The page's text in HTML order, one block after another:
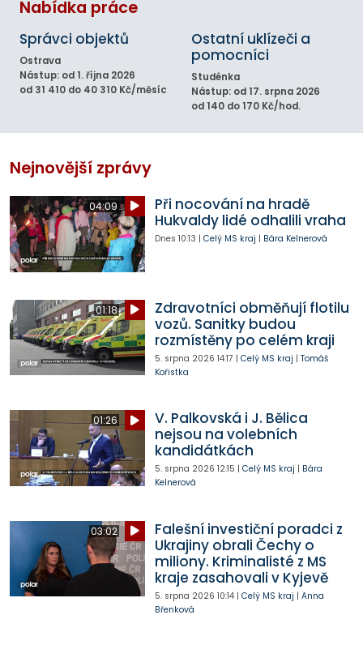
Nabídka práce
Správci objektů
Ostrava
Nástup: od 1. října 2026
od 31 410 do 40 310 Kč/měsíc
Ostatní uklízeči a
pomocníci
Studénka
Nástup: od 17. srpna 2026
od 140 do 170 Kč/hod.
Nejnovější zprávy
04:09
Při nocování na hradě
Hukvaldy lidé odhalili vraha
Dnes 10:13 | Celý MS kraj | Bára Kelnerová
01:18
Zdravotníci obměňují flotilu
vozů. Sanitky budou
rozmístěny po celém kraji
5. srpna 2026 14:17 | Celý MS kraj | Tomáš
Kořistka
01:26
V. Palkovská i J. Bělica
nejsou na volebních
kandidátkách
5. srpna 2026 12:15 | Celý MS kraj | Bára
Kelnerová
03:02
Falešní investiční poradci z
Ukrajiny obrali Čechy o
miliony. Kriminalisté z MS
kraje zasahovali v Kyjevě
5. srpna 2026 10:14| Celý MS kraj | Anna
Břenková